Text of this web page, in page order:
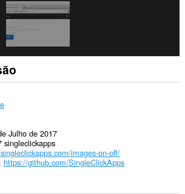
Julho de 2017
singleclickapps
images-on-off/
https://github.com/SingleClickApps